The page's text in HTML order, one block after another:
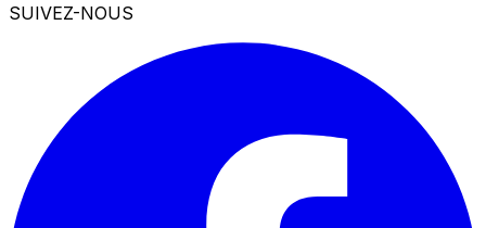
SUIVEZ-NOUS